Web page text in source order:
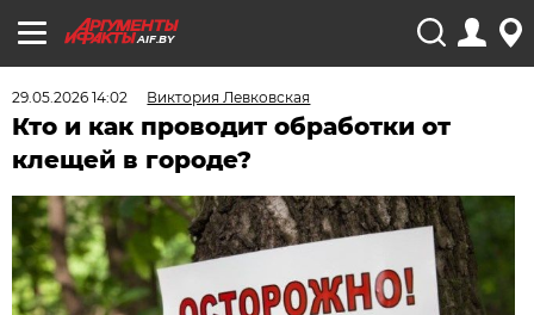
AIF.BY
29.05.2026 14:02 Виктория Левковская
Кто и как проводит обработки от
клещей в городе?